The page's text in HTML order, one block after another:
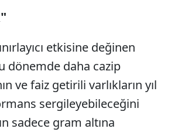
etkisine değinen
dönemde daha cazip
ve faiz getirili varlıkların yıl
sergileyebileceğini
sadece gram altına